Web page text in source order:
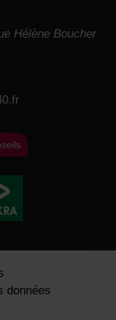
Hélène Boucher
données